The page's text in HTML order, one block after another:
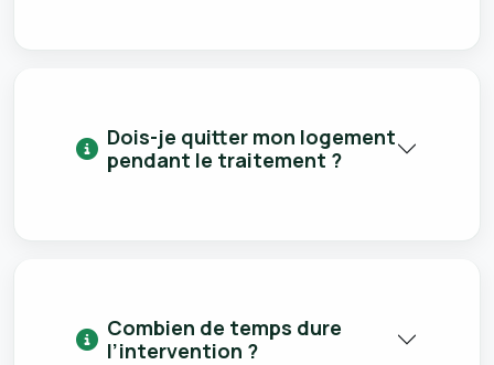
Dois-je quitter mon logement
pendant le traitement ?
Combien de temps dure
l’intervention ?